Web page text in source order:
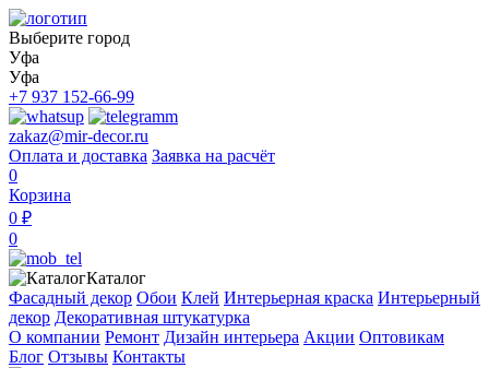
Выберите город
Уфа
Уфа
+7 937 152-66-99
zakaz@mir-decor.ru
Оплата и доставка Заявка на расчёт
0
Корзина
0 ₽
0
Каталог
Фасадный декор Обои Клей Интерьерная краска Интерьерный
декор Декоративная штукатурка
О компании Ремонт Дизайн интерьера Акции Оптовикам
Блог Отзывы Контакты